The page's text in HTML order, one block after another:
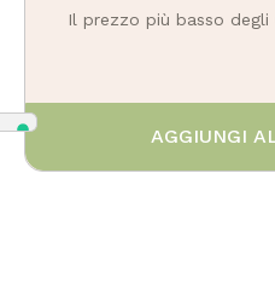
Il prezzo più basso degli
AGGIUNGI